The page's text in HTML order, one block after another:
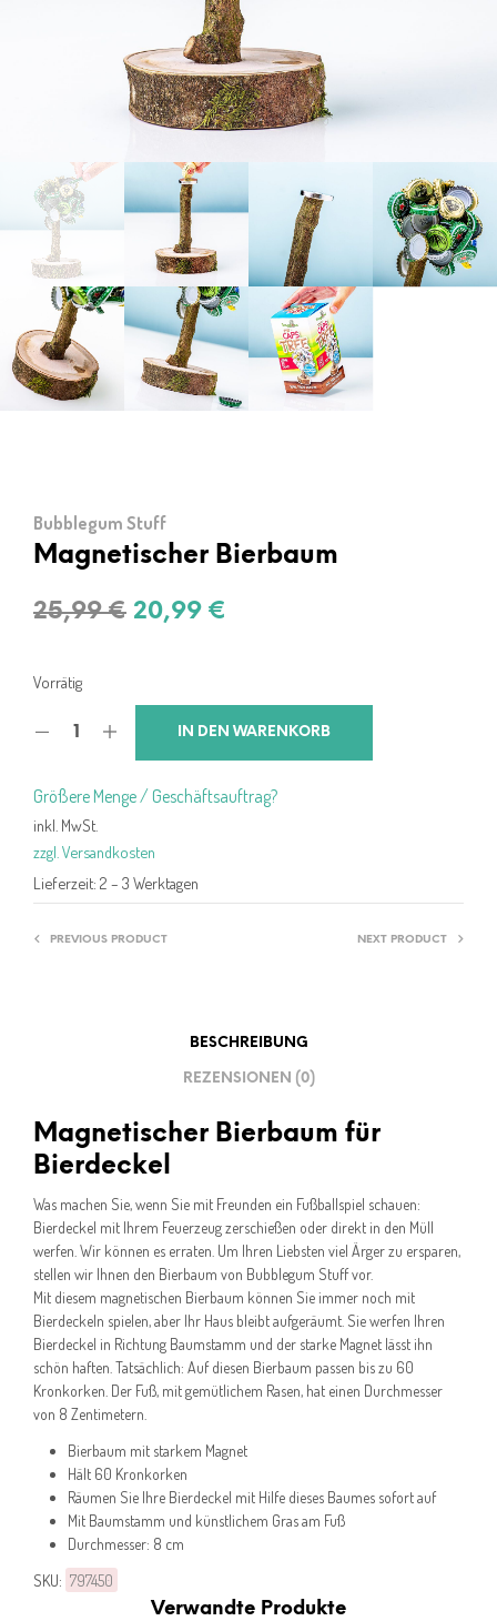
Bubblegum Stuff
Magnetischer Bierbaum
25,99€ Ursprünglicher
25,99 €
20,99 €
20,99 €.
Vorrätig
IN DEN WARENKORB
Größere Menge / Geschäftsauftrag?
inkl. MwSt.
zzgl. Versandkosten
Lieferzeit: 2 – 3 Werktagen
PREVIOUS PRODUCT NEXT PRODUCT
BESCHREIBUNG
REZENSIONEN (0)
Magnetischer Bierbaum für
Bierdeckel
Was machen Sie, wenn Sie mit Freunden ein Fußballspiel schauen:
Bierdeckel mit Ihrem Feuerzeug zerschießen oder direkt in den Müll
werfen. Wir können es erraten. Um Ihren Liebsten viel Ärger zu ersparen,
stellen wir Ihnen den Bierbaum von Bubblegum Stuff vor.
Mit diesem magnetischen Bierbaum können Sie immer noch mit
Bierdeckeln spielen, aber Ihr Haus bleibt aufgeräumt. Sie werfen Ihren
Bierdeckel in Richtung Baumstamm und der starke Magnet lässt ihn
schön haften. Tatsächlich: Auf diesen Bierbaum passen bis zu 60
Kronkorken. Der Fuß, mit gemütlichem Rasen, hat einen Durchmesser
von 8 Zentimetern.
Bierbaum mit starkem Magnet
Hält 60 Kronkorken
Räumen Sie Ihre Bierdeckel mit Hilfe dieses Baumes sofort auf
Mit Baumstamm und künstlichem Gras am Fuß
Durchmesser: 8 cm
SKU: 797450
Verwandte Produkte